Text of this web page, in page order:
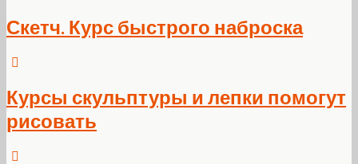
Скетч. Курс быстрого наброска
Курсы скульптуры и лепки помогут
рисовать